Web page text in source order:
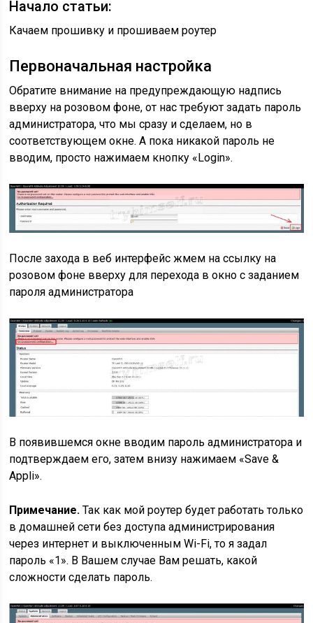
Начало статьи:
Качаем прошивку и прошиваем роутер
Первоначальная настройка
Обратите внимание на предупреждающую надпись
вверху на розовом фоне, от нас требуют задать пароль
администратора, что мы сразу и сделаем, но в
соответствующем окне. А пока никакой пароль не
вводим, просто нажимаем кнопку «Login».
После захода в веб интерфейс жмем на ссылку на
розовом фоне вверху для перехода в окно с заданием
пароля администратора
В появившемся окне вводим пароль администратора и
подтверждаем его, затем внизу нажимаем «Save &
Appli».
Примечание. Так как мой роутер будет работать только
в домашней сети без доступа администрирования
через интернет и выключенным Wi-Fi, то я задал
пароль «1». В Вашем случае Вам решать, какой
сложности сделать пароль.